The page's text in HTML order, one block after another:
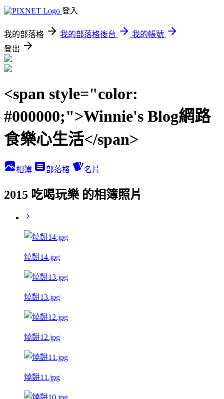
登入
我的部落格 我的部落格後台
我的帳號
登出
<span style="color:
#000000;">Winnie's Blog網路
食樂心生活</span>
相簿 部落格 名片
2015 吃喝玩樂 的相簿照片
燒餅14.jpg
燒餅13.jpg
燒餅12.jpg
燒餅11.jpg